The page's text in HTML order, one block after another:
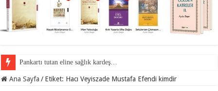
Pankartı tutan eline sağlık kardeş…
Ana Sayfa / Etiket: Hacı Veyiszade Mustafa Efendi kimdir